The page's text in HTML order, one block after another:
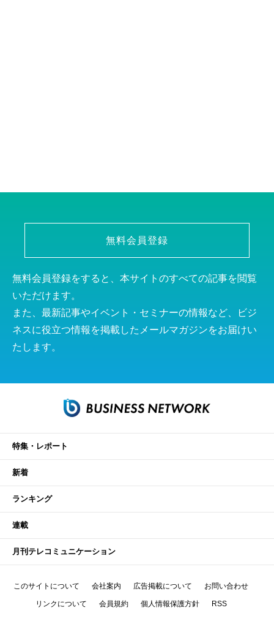
無料会員登録
無料会員登録をすると、本サイトのすべての記事を閲覧
いただけます。
また、最新記事やイベント・セミナーの情報など、ビジ
ネスに役立つ情報を掲載したメールマガジンをお届けい
たします。
特集・レポート
新着
ランキング
連載
月刊テレコミュニケーション
このサイトについて 会社案内 広告掲載について お問い合わせ
リンクについて 会員規約 個人情報保護方針 RSS